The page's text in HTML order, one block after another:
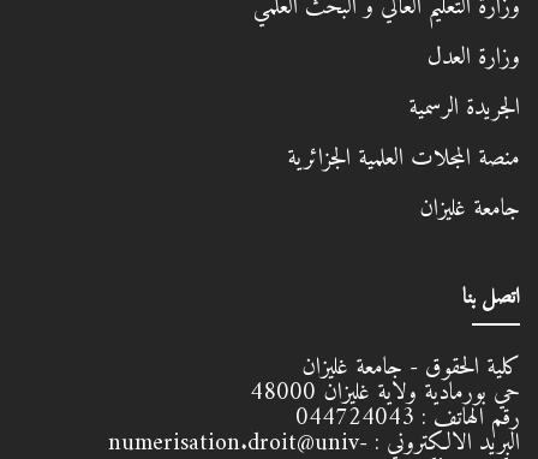
وزارة العدل
الجريدة الرسمية
منصة المجلات العلمية الجزائرية
جامعة غليزان
اتصل بنا
كلية الحقوق - جامعة غليزان
حي بورمادية ولاية غليزان48000 رقم الهاتف :044724043البريد الالكتروني :numerisation.droit@univ-